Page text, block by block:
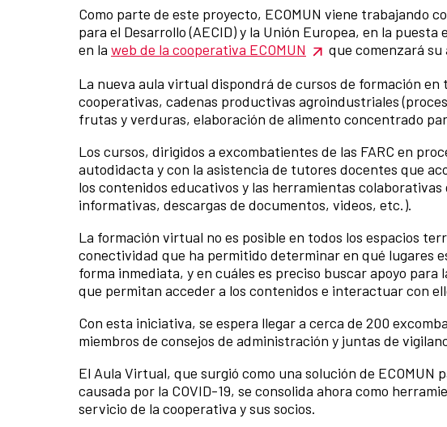
Como parte de este proyecto, ECOMUN viene trabajando
para el Desarrollo (AECID) y la Unión Europea, en la
en la web de la cooperativa ECOMUN
que comenzará su
La nueva aula virtual dispondrá de cursos de formación en
cooperativas, cadenas productivas agroindustriales
frutas y verduras, elaboración de alimento concentrado
Los cursos, dirigidos a excombatientes de las FARC en
autodidacta y con la asistencia de tutores docentes que
los contenidos educativos y las herramientas
informativas, descargas de documentos, videos, etc.).
La formación virtual no es posible en todos los espacios
conectividad que ha permitido determinar en qué lugares
forma inmediata, y en cuáles es preciso buscar apoyo
que permitan acceder a los contenidos e interactuar con
Con esta iniciativa, se espera llegar a cerca de 200
miembros de consejos de administración y juntas de
El Aula Virtual, que surgió como una solución de
causada por la COVID-19, se consolida ahora como
servicio de la cooperativa y sus socios.